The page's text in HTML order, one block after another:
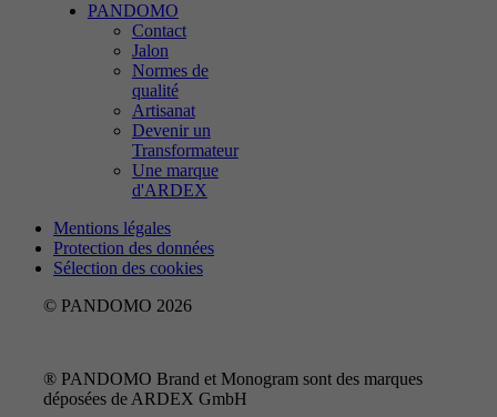
PANDOMO
Contact
Jalon
Normes de
qualité
Artisanat
Devenir un
Transformateur
Une marque
d'ARDEX
Mentions légales
Protection des données
Sélection des cookies
© PANDOMO 2026
® PANDOMO Brand et Monogram sont des marques
déposées de ARDEX GmbH